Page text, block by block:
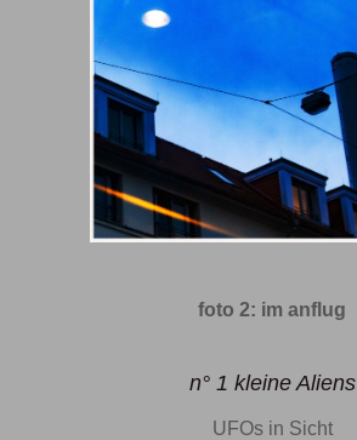
foto 2: im anflug
n° 1 kleine Aliens
UFOs in Sicht